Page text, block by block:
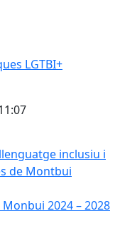
LGTBI+
inclusiu i
de Montbui
2024 – 2028